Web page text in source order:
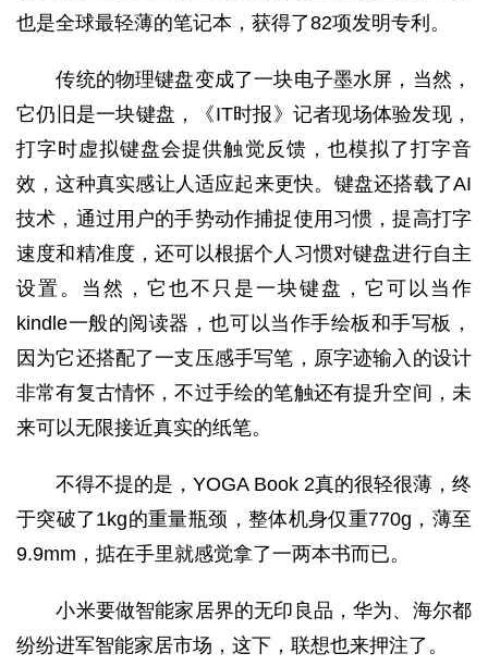
也是全球最轻薄的笔记本，获得了82项发明专利。
传统的物理键盘变成了一块电子墨水屏，当然，
它仍旧是一块键盘，《IT时报》记者现场体验发现，
打字时虚拟键盘会提供触觉反馈，也模拟了打字音
效，这种真实感让人适应起来更快。键盘还搭载了AI
技术，通过用户的手势动作捕捉使用习惯，提高打字
速度和精准度，还可以根据个人习惯对键盘进行自主
设置。当然，它也不只是一块键盘，它可以当作
kindle一般的阅读器，也可以当作手绘板和手写板，
因为它还搭配了一支压感手写笔，原字迹输入的设计
非常有复古情怀，不过手绘的笔触还有提升空间，未
来可以无限接近真实的纸笔。
不得不提的是，YOGA Book 2真的很轻很薄，终
于突破了1kg的重量瓶颈，整体机身仅重770g，薄至
9.9mm，掂在手里就感觉拿了一两本书而已。
小米要做智能家居界的无印良品，华为、海尔都
纷纷进军智能家居市场，这下，联想也来押注了。